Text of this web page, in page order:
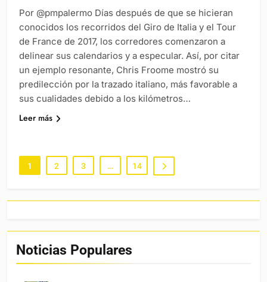
Por @pmpalermo Días después de que se hicieran
conocidos los recorridos del Giro de Italia y el Tour
de France de 2017, los corredores comenzaron a
delinear sus calendarios y a especular. Así, por citar
un ejemplo resonante, Chris Froome mostró su
predilección por la trazado italiano, más favorable a
sus cualidades debido a los kilómetros…
Leer más
1 2 3 … 14
Noticias Populares